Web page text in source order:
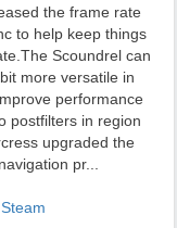
the frame rate
to help keep things
Scoundrel can
more versatile in
performance
postfilters in region
upgraded the
pr...